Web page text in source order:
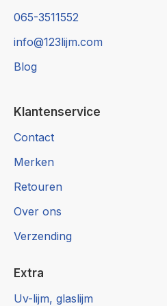
065-3511552
info@123lijm.com
Blog
Klantenservice
Contact
Merken
Retouren
Over ons
Verzending
Extra
Uv-lijm, glaslijm